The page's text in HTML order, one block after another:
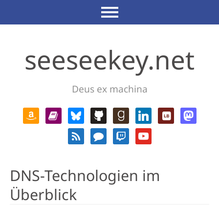
seeseekey.net
Deus ex machina
DNS-Technologien im
Überblick